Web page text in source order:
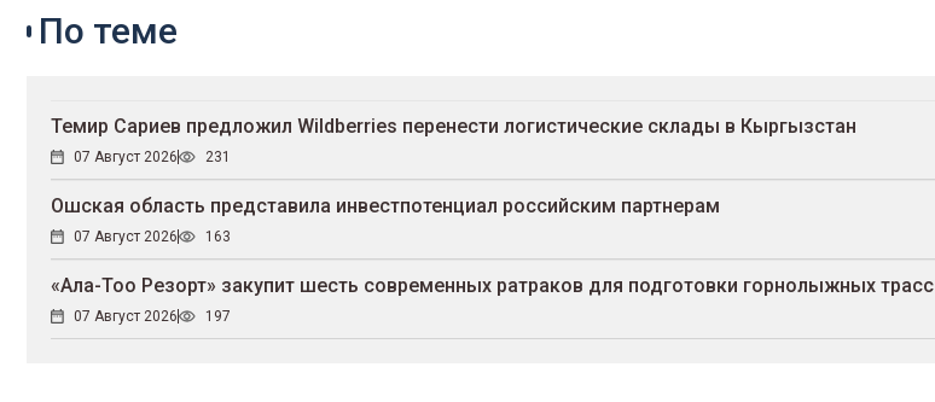
По теме
Темир Сариев предложил Wildberries перенести логистические склады в Кыргызстан
07 Август 2026 231
Ошская область представила инвестпотенциал российским партнерам
07 Август 2026 163
«Ала-Тоо Резорт» закупит шесть современных ратраков для подготовки горнолыжных трасс
07 Август 2026 197